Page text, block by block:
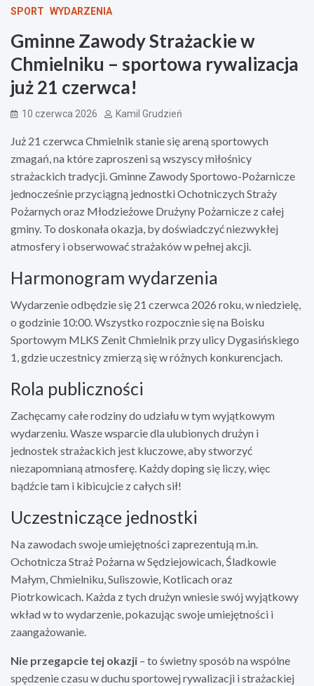
SPORT WYDARZENIA
Gminne Zawody Strażackie w
Chmielniku – sportowa rywalizacja
już 21 czerwca!
10 czerwca 2026 Kamil Grudzień
Już 21 czerwca Chmielnik stanie się areną sportowych
zmagań, na które zaproszeni są wszyscy miłośnicy
strażackich tradycji. Gminne Zawody Sportowo-Pożarnicze
jednocześnie przyciągną jednostki Ochotniczych Straży
Pożarnych oraz Młodzieżowe Drużyny Pożarnicze z całej
gminy. To doskonała okazja, by doświadczyć niezwykłej
atmosfery i obserwować strażaków w pełnej akcji.
Harmonogram wydarzenia
Wydarzenie odbędzie się 21 czerwca 2026 roku, w niedzielę,
o godzinie 10:00. Wszystko rozpocznie się na Boisku
Sportowym MLKS Zenit Chmielnik przy ulicy Dygasińskiego
1, gdzie uczestnicy zmierzą się w różnych konkurencjach.
Rola publiczności
Zachęcamy całe rodziny do udziału w tym wyjątkowym
wydarzeniu. Wasze wsparcie dla ulubionych drużyn i
jednostek strażackich jest kluczowe, aby stworzyć
niezapomnianą atmosferę. Każdy doping się liczy, więc
bądźcie tam i kibicujcie z całych sił!
Uczestniczące jednostki
Na zawodach swoje umiejętności zaprezentują m.in.
Ochotnicza Straż Pożarna w Sędziejowicach, Śladkowie
Małym, Chmielniku, Suliszowie, Kotlicach oraz
Piotrkowicach. Każda z tych drużyn wniesie swój wyjątkowy
wkład w to wydarzenie, pokazując swoje umiejętności i
zaangażowanie.
Nie przegapcie tej okazji – to świetny sposób na wspólne
spędzenie czasu w duchu sportowej rywalizacji i strażackiej